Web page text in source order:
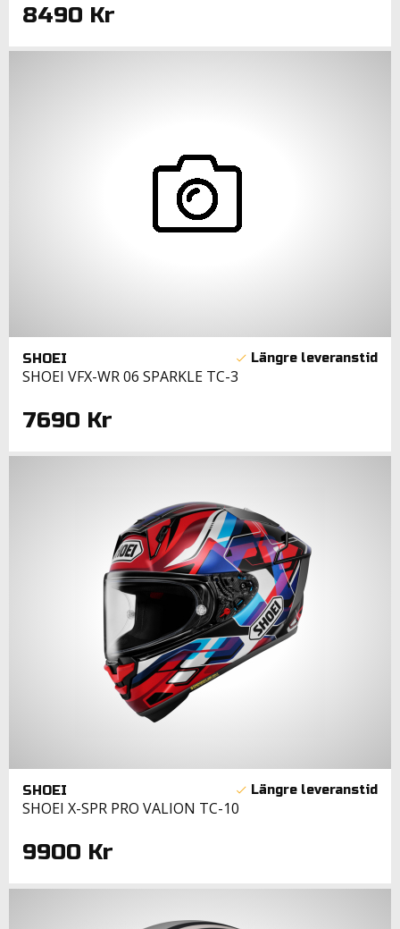
8490 Kr
SHOEI
SHOEI VFX-WR 06 SPARKLE TC-3
7690 Kr
SHOEI
SHOEI X-SPR PRO VALION TC-10
9900 Kr